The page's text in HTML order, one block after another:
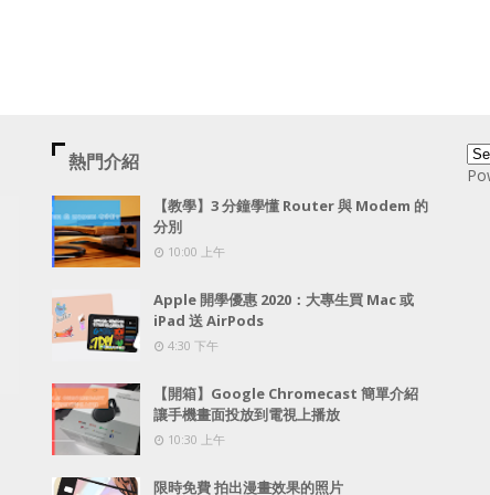
熱門介紹
【教學】3 分鐘學懂 Router 與 Modem 的
分別
10:00 上午
Apple 開學優惠 2020：大專生買 Mac 或
iPad 送 AirPods
4:30 下午
【開箱】Google Chromecast 簡單介紹
讓手機畫面投放到電視上播放
10:30 上午
限時免費 拍出漫畫效果的照片